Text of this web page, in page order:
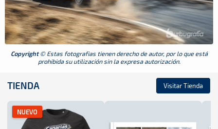
Copyright© Estas fotografias tienen derecho de autor, por lo que está
prohibida su utilización sin la expresa autorización.
TIENDA Visitar Tienda
NUEVO